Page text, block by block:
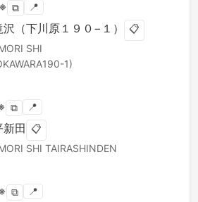
※ ⧉ 📍
沢（下川原１９０−１） 📋
SHI
1)
⧉ 📍
新田 📋
SHI TAIRASHINDEN
⧉ 📍